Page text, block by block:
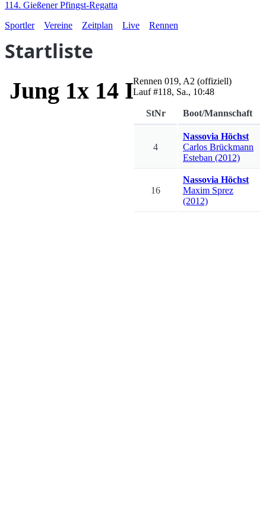
114. Gießener Pfingst-Regatta
Sportler
Vereine Zeitplan Live Rennen
Startliste
Jung 1x 14 I-III
Rennen 019, A2 (offiziell)
Lauf #118, Sa., 10:48
StNr Boot/Mannschaft
4
Nassovia Höchst
Carlos Brückmann
Esteban (2012)
16
Nassovia Höchst
Maxim Sprez
(2012)